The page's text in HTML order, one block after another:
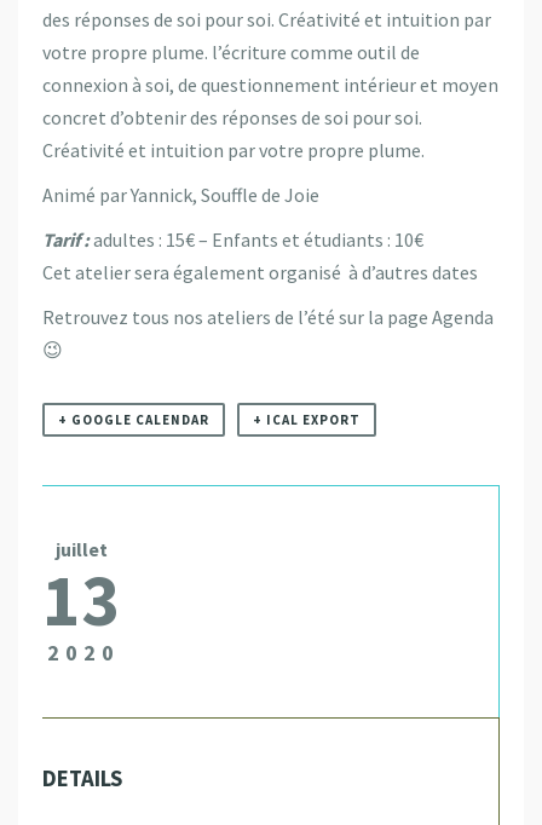
des réponses de soi pour soi. Créativité et intuition par
votre propre plume. l’écriture comme outil de
connexion à soi, de questionnement intérieur et moyen
concret d’obtenir des réponses de soi pour soi.
Créativité et intuition par votre propre plume.
Animé par Yannick, Souffle de Joie
Tarif :adultes : 15€ – Enfants et étudiants : 10€
Cet atelier sera également organisé à d’autres dates
Retrouvez tous nos ateliers de l’été sur la page Agenda
😉
+ GOOGLE CALENDAR + ICAL EXPORT
juillet
13
2020
DETAILS